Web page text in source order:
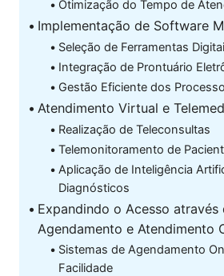
Otimização do Tempo de
Implementação de Software
Seleção de Ferramentas
Integração de Prontuário
Gestão Eficiente dos
Atendimento Virtual e
Realização de Teleconsultas
Telemonitoramento de
Aplicação de Inteligência
Diagnósticos
Expandindo o Acesso através
Agendamento e Atendimento
Sistemas de Agendamento
Facilidade